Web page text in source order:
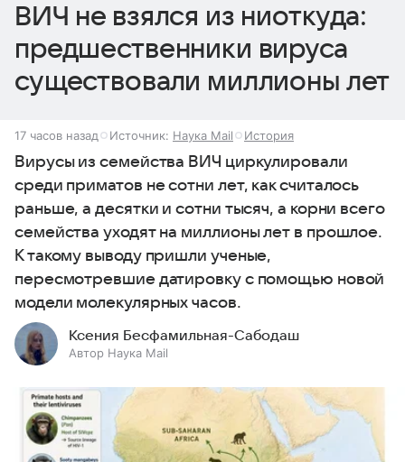
ВИЧ не взялся из ниоткуда:
предшественники вируса
существовали миллионы лет
17 часов назад Источник: Наука Mail История
Вирусы из семейства ВИЧ циркулировали
среди приматов не сотни лет, как считалось
раньше, а десятки и сотни тысяч, а корни всего
семейства уходят на миллионы лет в прошлое.
К такому выводу пришли ученые,
пересмотревшие датировку с помощью новой
модели молекулярных часов.
Ксения Бесфамильная-Сабодаш
Автор Наука Mail